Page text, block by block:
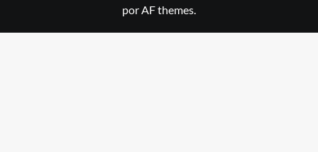
por AF themes.